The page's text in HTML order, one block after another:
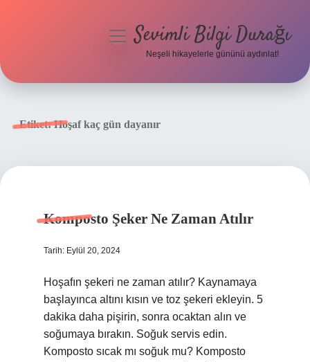
menüyüSevimli Bilgi Durağı
Neşeli hikayelerle gününü aydınlat!
Etiket:Hoşaf kaç gün dayanır
Komposto Şeker Ne Zaman Atılır
Tarih: Eylül 20, 2024
Hoşafın şekeri ne zaman atılır? Kaynamaya
başlayınca altını kısın ve toz şekeri ekleyin. 5
dakika daha pişirin, sonra ocaktan alın ve
soğumaya bırakın. Soğuk servis edin.
Komposto sıcak mı soğuk mu? Komposto